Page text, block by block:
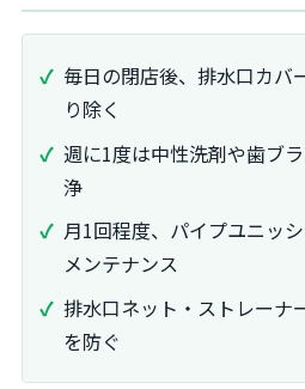
毎日の閉店後、排水口カバ
り除く
週に1度は中性洗剤や歯ブ
浄
月1回程度、パイプユニッ
メンテナンス
排水口ネット・ストレーナ
を防ぐ